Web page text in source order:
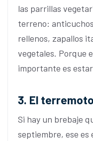
las parrillas
terreno:
rellenos, zapallos
vegetales. Porque
importante es
3. El
Si hay un brebaje
septiembre, ese es